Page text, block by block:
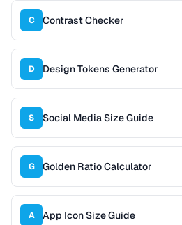
C Contrast Checker
D Design Tokens Generator
S Social Media Size Guide
G Golden Ratio Calculator
A App Icon Size Guide